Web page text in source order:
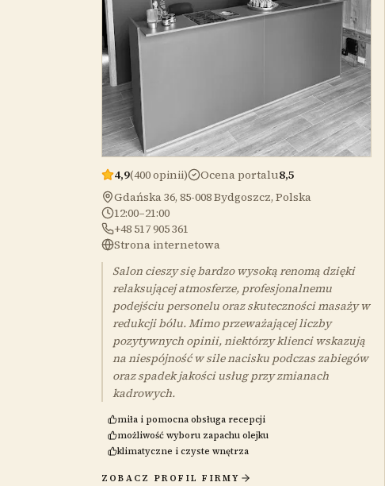
4,9(400 opinii) Ocena portalu8,5
Gdańska 36, 85-008 Bydgoszcz, Polska
12:00–21:00
+48 517 905 361
Strona internetowa
Salon cieszy się bardzo wysoką renomą dzięki
relaksującej atmosferze, profesjonalnemu
podejściu personelu oraz skuteczności masaży w
redukcji bólu. Mimo przeważającej liczby
pozytywnych opinii, niektórzy klienci wskazują
na niespójność w sile nacisku podczas zabiegów
oraz spadek jakości usług przy zmianach
kadrowych.
miła i pomocna obsługa recepcji
możliwość wyboru zapachu olejku
klimatyczne i czyste wnętrza
ZOBACZ PROFIL FIRMY